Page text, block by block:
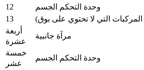
12
وحدة التحكم الجسم
13
التي لا تحتوي على بوق)
أربعة
عشرة
مرآة جانبية
خمسة
عشر
وحدة التحكم الجسم